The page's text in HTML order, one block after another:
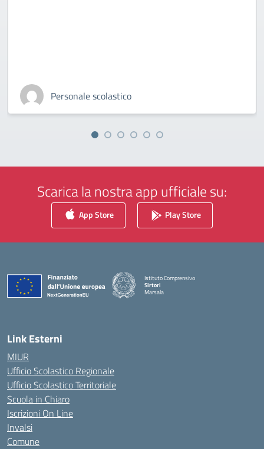
Personale scolastico
Scarica la nostra app ufficiale su:
App Store Play Store
Istituto Comprensivo
Sirtori
Marsala
Link Esterni
MIUR
Ufficio Scolastico Regionale
Ufficio Scolastico Territoriale
Scuola in Chiaro
Iscrizioni On Line
Invalsi
Comune